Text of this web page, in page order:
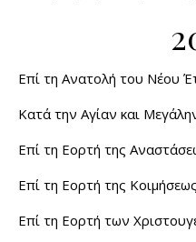
Επί τη Ανατολή του Νέου
Κατά την Αγίαν και
Επί τη Εορτή της
Επί τη Εορτή της
Επί τη Εορτή των